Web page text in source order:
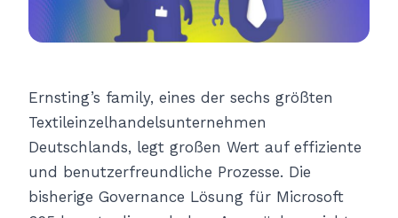
Ernsting’s family, eines der sechs größten
Textileinzelhandelsunternehmen
Deutschlands, legt großen Wert auf effiziente
und benutzerfreundliche Prozesse. Die
bisherige Governance Lösung für Microsoft